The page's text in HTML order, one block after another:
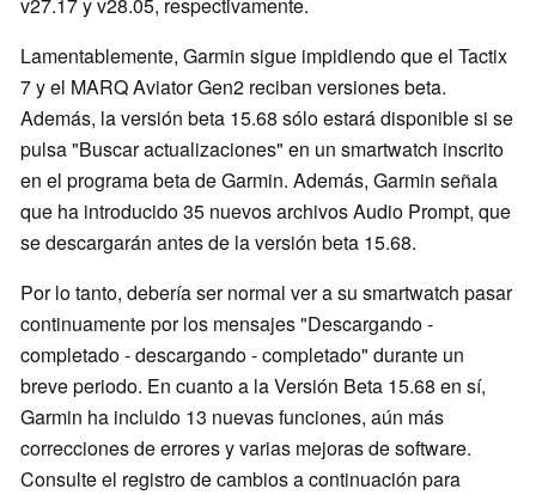
Lamentablemente, Garmin sigue impidiendo que el Tactix
7 y el MARQ Aviator Gen2 reciban versiones beta.
Además, la versión beta 15.68 sólo estará disponible si se
pulsa "Buscar actualizaciones" en un smartwatch inscrito
en el programa beta de Garmin. Además, Garmin señala
que ha introducido 35 nuevos archivos Audio Prompt, que
se descargarán antes de la versión beta 15.68.
Por lo tanto, debería ser normal ver a su smartwatch pasar
continuamente por los mensajes "Descargando -
completado - descargando - completado" durante un
breve periodo. En cuanto a la Versión Beta 15.68 en sí,
Garmin ha incluido 13 nuevas funciones, aún más
correcciones de errores y varias mejoras de software.
Consulte el registro de cambios a continuación para